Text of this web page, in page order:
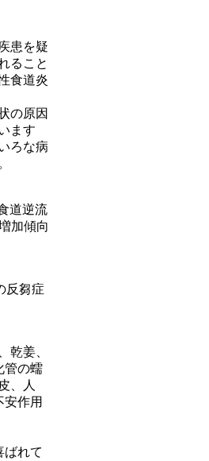
患を疑
ること
食道炎
の原因
ます
ろな病
道逆流
加傾向
反芻症
乾姜、
管の蠕
、人
作用
ばれて